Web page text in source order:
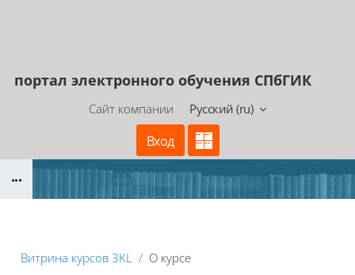
портал электронного обучения СПбГИК
Вход
Сайт компании Русский ‎(ru)‎
Витрина курсов 3KL О курсе